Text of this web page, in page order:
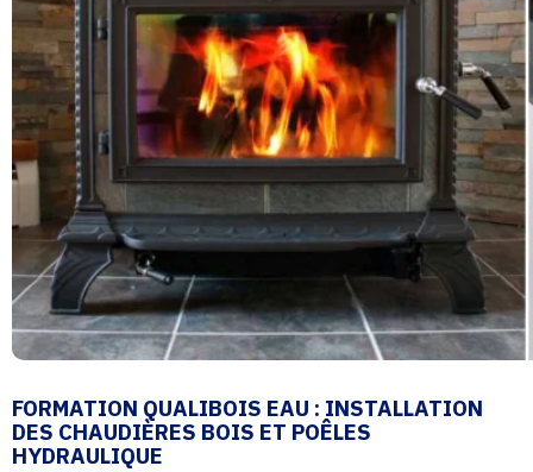
FORMATION QUALIBOIS EAU : INSTALLATION
DES CHAUDIÈRES BOIS ET POÊLES
HYDRAULIQUE